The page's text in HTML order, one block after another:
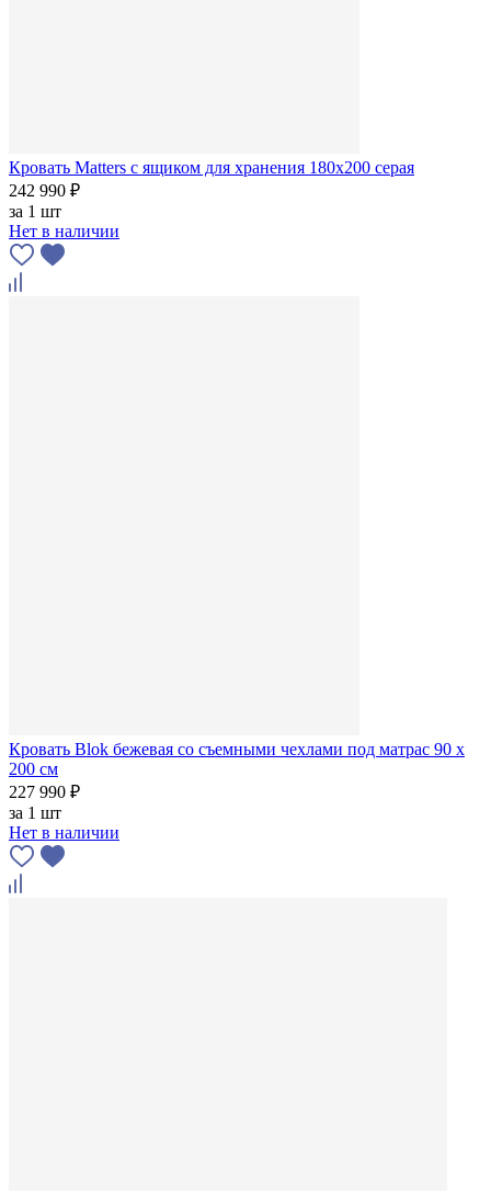
Кровать Matters c ящиком для хранения 180x200 серая
242 990 ₽
за 1 шт
Нет в наличии
Кровать Blok бежевая со съемными чехлами под матрас 90 х
200 см
227 990 ₽
за 1 шт
Нет в наличии